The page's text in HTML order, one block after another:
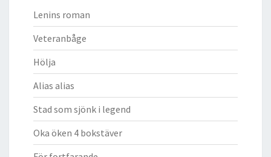
Lenins roman
Veteranbåge
Hölja
Alias alias
Stad som sjönk i legend
Oka öken 4 bokstäver